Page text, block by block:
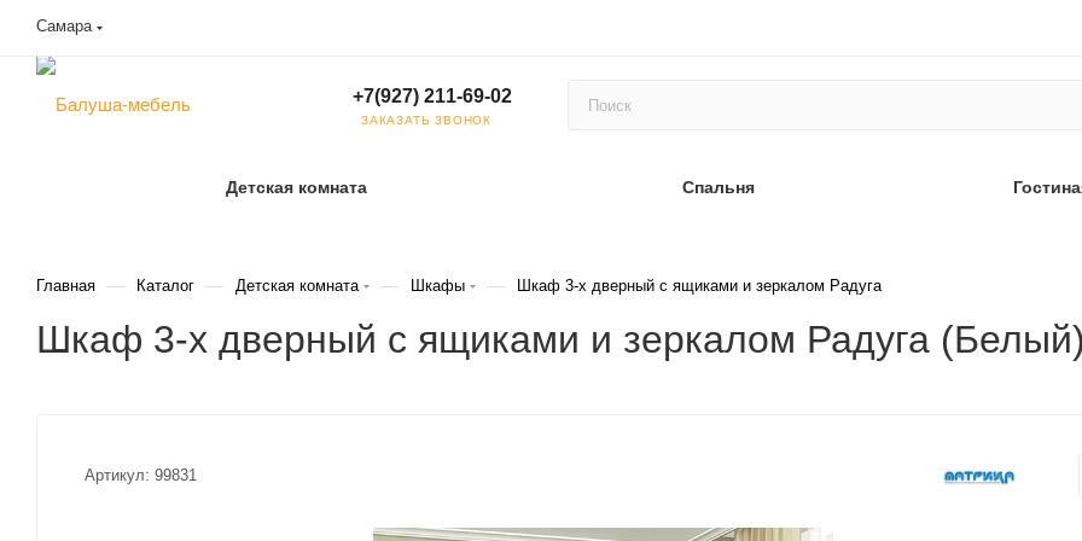
Самара
+7(927) 211-69-02
ЗАКАЗАТЬ ЗВОНОК
Детская комната Спальня
Главная — Каталог — Детская комната — Шкафы — Шкаф 3-х дверный с ящиками и зеркалом Радуга
Шкаф 3-х дверный с ящиками и зеркалом Радуга
Артикул: 99831